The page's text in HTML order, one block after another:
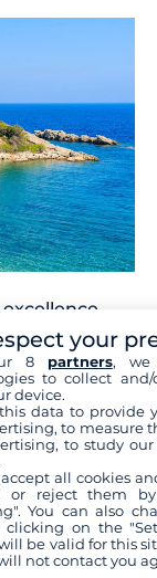
Mykonos,
et
journée, les
sa
occuper
your
8 partners, we
to collect
device.
data to provide
to measure
to study
accept all cookies
or reject them
You can also
on the
be valid for this
not contact you